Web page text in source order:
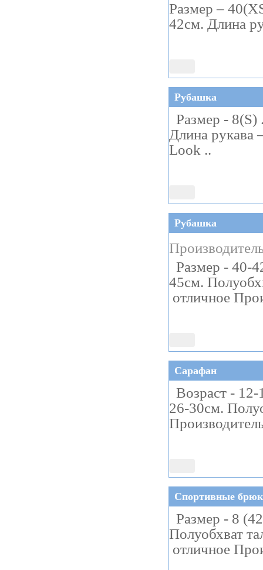
Размер –
42см. Длина
Рубашка
Размер - 8(S)
Длина рукава
Look ..
Рубашка
Размер - 40-
45см.
отличное
Сарафан
Возраст - 12-
26-30см.
Спортивные
Размер - 8
Полуобхват
отличное